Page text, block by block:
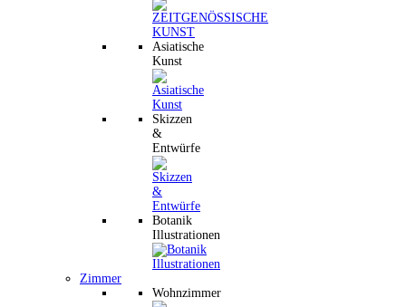
Asiatische
Kunst
Skizzen
&
Entwürfe
Botanik
Illustrationen
Zimmer
Wohnzimmer